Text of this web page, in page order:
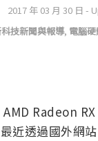
2017 年 03 月 30 日 -
技新聞與報導, 電腦
Radeon
近透過國外網